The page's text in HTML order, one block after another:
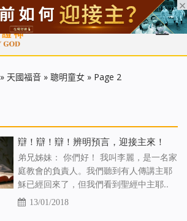
天國福音 基督徒見證 信仰解答 聖經
» 天國福音 » 聰明童女 » Page 2
辯！辯！辯！辨明預言，迎接主來！
弟兄姊妹： 你們好！ 我叫李麗，是一名家
庭教會的負責人。我們聽到有人傳講主耶
穌已經回來了，但我們看到聖經中主耶..
13/01/2018